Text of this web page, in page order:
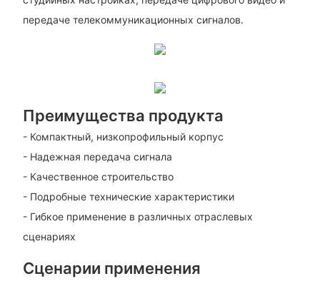
передаче телекоммуникационных сигналов.
Преимущества продукта
- Компактный, низкопрофильный корпус
- Надежная передача сигнала
- Качественное строительство
- Подробные технические характеристики
- Гибкое применение в различных отраслевых
сценариях
Сценарии применения